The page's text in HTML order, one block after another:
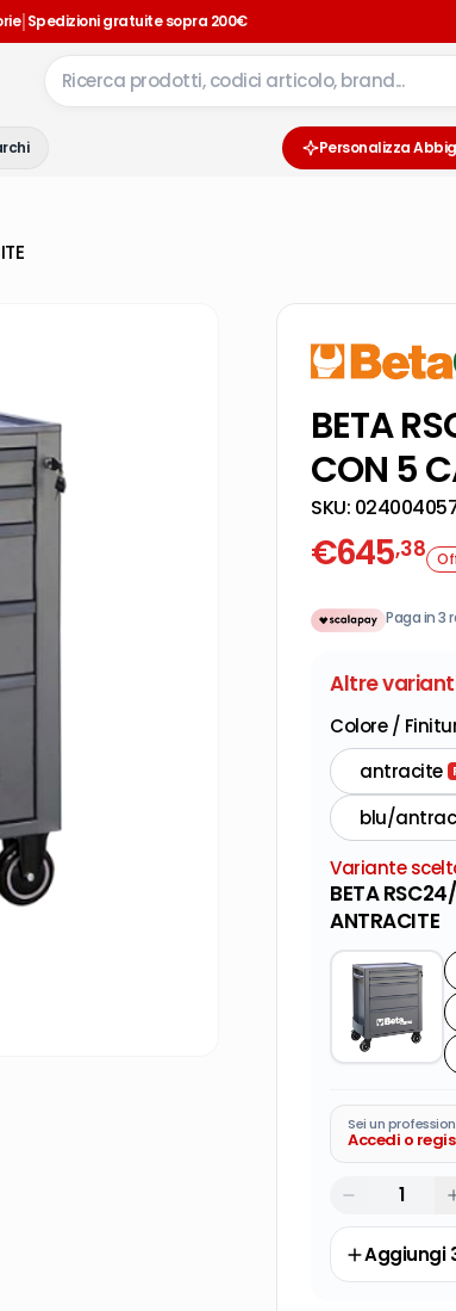
|Spedizioni gratuite sopra 200€
Personalizza
BETA
CON 5
SKU:
€645,38
Paga in 3
Altre
Colore /
antracite
blu/
Variante
BETA
ANTRACITE
Sei un
Accedi o
Aggiungi